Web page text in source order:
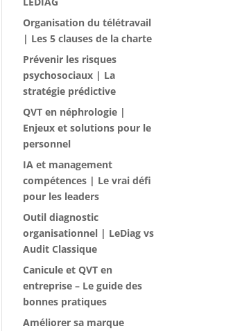
Organisation du télétravail
| Les 5 clauses de la charte
Prévenir les risques
psychosociaux | La
stratégie prédictive
QVT en néphrologie |
Enjeux et solutions pour le
personnel
IA et management
compétences | Le vrai défi
pour les leaders
Outil diagnostic
organisationnel | LeDiag vs
Audit Classique
Canicule et QVT en
entreprise – Le guide des
bonnes pratiques
Améliorer sa marque